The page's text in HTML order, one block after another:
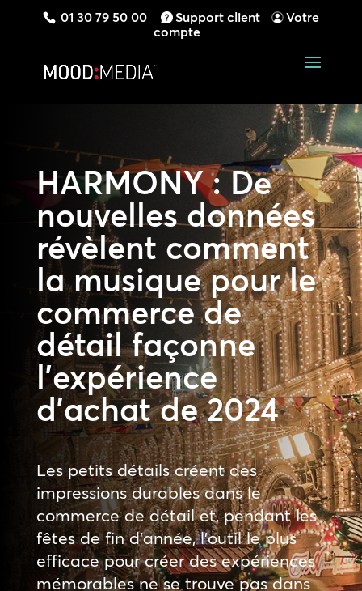
01 30 79 50 00 Support client
Votre
compte
HARMONY : De
nouvelles données
révèlent comment
la musique pour le
commerce de
détail façonne
l’expérience
d’achat de 2024
Les petits détails créent des
impressions durables dans le
commerce de détail et, pendant les
fêtes de fin d’année, l’outil le plus
efficace pour créer des expériences
mémorables ne se trouve pas dans